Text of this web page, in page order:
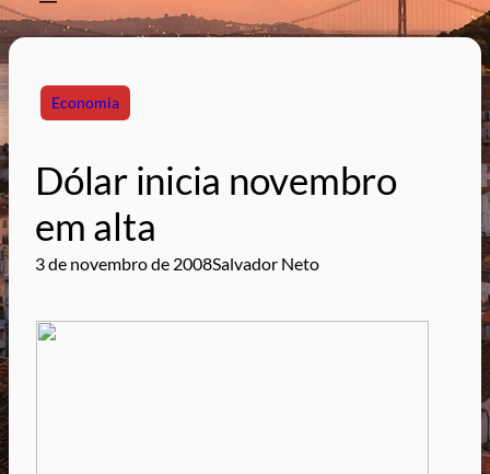
Economia
Dólar inicia novembro
em alta
3 de novembro de 2008Salvador Neto